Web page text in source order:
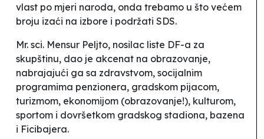
vlast po mjeri naroda, onda trebamo u što većem
broju izaći na izbore i podržati SDS.
Mr. sci. Mensur Peljto, nosilac liste DF-a za
skupštinu, dao je akcenat na obrazovanje,
nabrajajući ga sa zdravstvom, socijalnim
programima penzionera, gradskom pijacom,
turizmom, ekonomijom (obrazovanje!), kulturom,
sportom i dovršetkom gradskog stadiona, bazena
i Ficibajera.